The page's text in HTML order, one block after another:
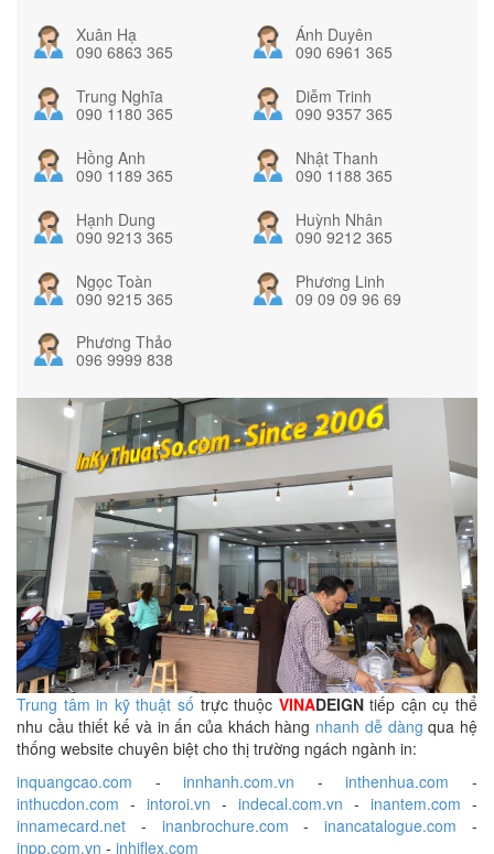
Xuân Hạ
090 6863 365
Ánh Duyên
090 6961 365
Trung Nghĩa
090 1180 365
Diễm Trinh
090 9357 365
Hồng Anh
090 1189 365
Nhật Thanh
090 1188 365
Hạnh Dung
090 9213 365
Huỳnh Nhân
090 9212 365
Ngọc Toàn
090 9215 365
Phương Linh
09 09 09 96 69
Phương Thảo
096 9999 838
Trung tâm in kỹ thuật số trực thuộc VINADEIGNtiếp cận cụ thể
nhu cầu thiết kế và in ấn của khách hàng nhanh dễ dàng qua hệ
thống website chuyên biệt cho thị trường ngách ngành in:
inquangcao.com -innhanh.com.vn -inthenhua.com -
inthucdon.com - intoroi.vn - indecal.com.vn - inantem.com -
innamecard.net - inanbrochure.com -inancatalogue.com -
inpp.com.vn - inhiflex.com